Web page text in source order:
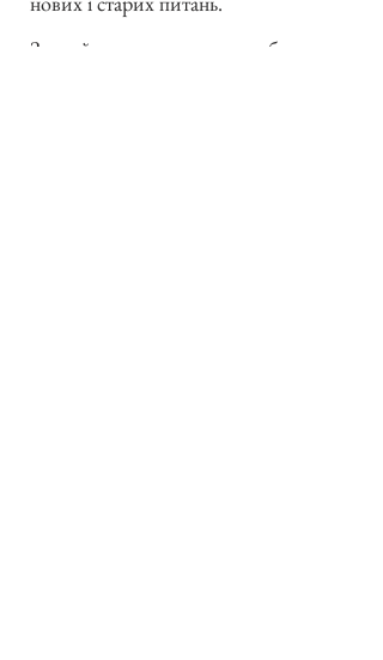
Звичайним слухачем може бути